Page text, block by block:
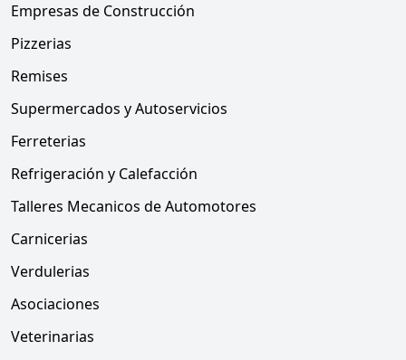
Empresas de Construcción
Pizzerias
Remises
Supermercados y Autoservicios
Ferreterias
Refrigeración y Calefacción
Talleres Mecanicos de Automotores
Carnicerias
Verdulerias
Asociaciones
Veterinarias